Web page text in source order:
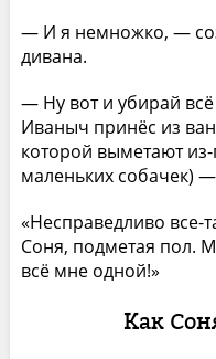
— И я немножко, —
дивана.
— Ну вот и убирай
Иваныч принёс из
которой выметают
маленьких собачек)
«Несправедливо все-
Соня, подметая пол.
всё мне одной!»
Как